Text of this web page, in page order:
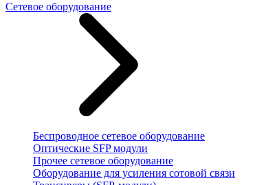
Сетевое оборудование
Беспроводное сетевое оборудование
Оптические SFP модули
Прочее сетевое оборудование
Оборудование для усиления сотовой связи